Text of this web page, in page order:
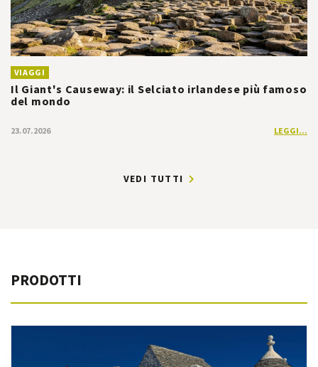
VIAGGI
Il Giant's Causeway: il Selciato irlandese più famoso
del mondo
23.07.2026 LEGGI...
VEDI TUTTI
PRODOTTI